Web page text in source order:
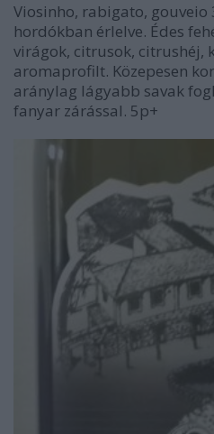
Viosinho, rabigato, gouveio
hordókban érlelve. Édes
virágok, citrusok, citrushéj,
aromaprofilt. Közepesen
aránylag lágyabb savak
fanyar zárással. 5p+